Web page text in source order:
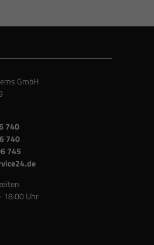
GmbH
740
740
745
18:00 Uhr